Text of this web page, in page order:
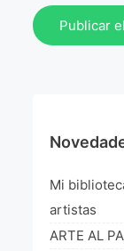
Mi
artistas
ARTE AL